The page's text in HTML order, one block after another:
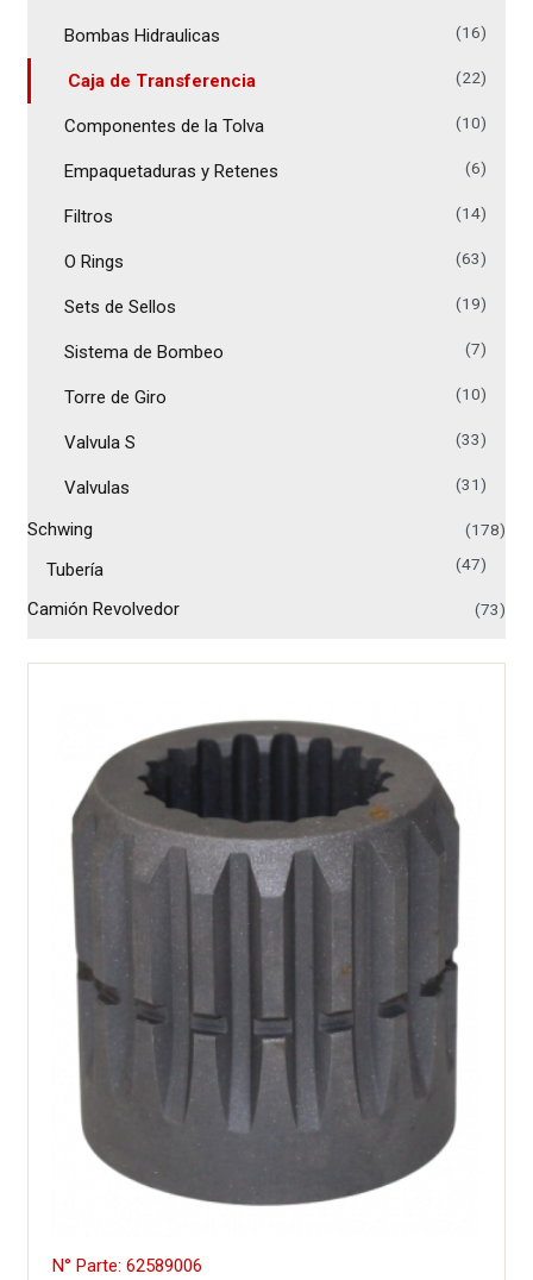
Bombas Hidraulicas (16)
Caja de Transferencia (22)
Componentes de la Tolva (10)
Empaquetaduras y Retenes (6)
Filtros (14)
O Rings (63)
Sets de Sellos (19)
Sistema de Bombeo (7)
Torre de Giro (10)
Valvula S (33)
Valvulas (31)
Schwing (178)
Tubería (47)
Camión Revolvedor (73)
N° Parte: 62589006